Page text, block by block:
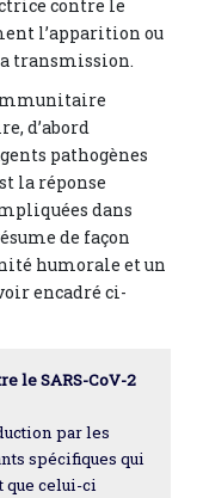
contre le
l’apparition ou
transmission.
d’abord
pathogènes
la réponse
dans
de façon
humorale et un
encadré ci-
le SARS-CoV-2
par les
spécifiques qui
que celui-ci